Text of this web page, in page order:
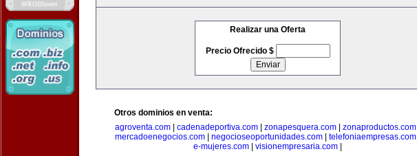
Realizar una Oferta
Precio Ofrecido $
Otros dominios en venta:
agroventa.com
cadenadeportiva.com zonapesquera.com zonaproductos.com
mercadoenegocios.com
negocioseoportunidades.com telefoniaempresas.com
e-mujeres.com
visionempresaria.com